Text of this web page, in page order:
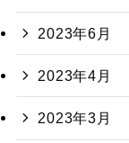
2023年6月
2023年4月
2023年3月